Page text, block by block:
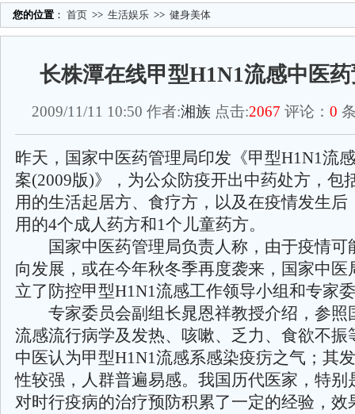
您的位置 ： 首页 >> 生活娱乐 >> 健身美体
长株潭在线甲型H1N1流感中医
2009/11/11 10:50 作者:湘族 点击:2067 评论： 0
昨天，国家中医药管理局印发《甲型H1N1流
案(2009版)》，为公众防疫开出中药处方，包
用的生活起居方、食疗方，以及在疫情发生后
用的4个成人药方和1个儿童药方。
国家中医药管理局负责人称，由于疫情可
向发展，或在今年秋冬季再度袭来，国家中医
立了防控甲型H1N1流感工作领导小组和专家
专家委员会副组长晁恩祥教授介绍，参照
流感流行病学及发热、咳嗽、乏力、食欲不振
中医认为甲型H1N1流感系感染疫疠之气；其
性较强，人群普遍易感。我国历代医家，特别
对时行疫病的治疗预防积累了一定的经验，效